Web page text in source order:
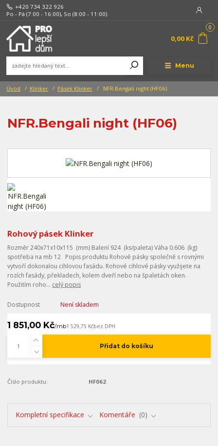
Menu
+420 734 322 926
Po - Pá (7:00 - 16:00), So (8:00 - 11:00)
0
0,00 Kč
Úvod Klinker Pásek Klinker NFR.Bengali night (HF06)
NFR.Bengali night (HF06)
Rohový pásek Klinker
Rozměr 240x71x10x115 (mm) Balení 924 (ks/paleta) Váha 0.606 (kg)
spotřeba na mb 12 Popis produktu Rohové pásky společně s rovnými
vytvoří dokonalou cihlovou fasádu. Rohové cihlové pásky využijete na
rozích fasády, překladech, kolem dveří nebo na špaletách oken.
Použitím roho... celý popis
Dostupnost Není skladem
1 851,00 Kč/mb1 529,75 Kčbez DPH
Přidat do košíku
Číslo produktu: HF062
Kompletní specifikace Komentáře 0